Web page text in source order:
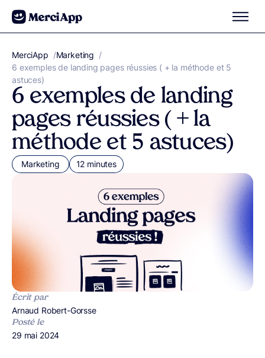
Aller au contenu
MerciApp correcteur orthographe
/Marketing /
6 exemples de landing pages réussies ( + la méthode et 5
astuces)
6 exemples de landing
pages réussies ( + la
méthode et 5 astuces)
Marketing 12 minutes
Écrit par
Publié par
Arnaud Robert-Gorsse
Posté le
Publié le
29 mai 2024